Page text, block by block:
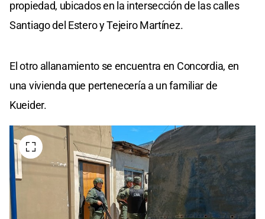
propiedad, ubicados en la intersección de las calles
Santiago del Estero y Tejeiro Martínez.
El otro allanamiento se encuentra en Concordia, en
una vivienda que pertenecería a un familiar de
Kueider.